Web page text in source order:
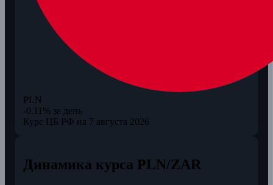
PLN
-0.11% за день
Курс ЦБ РФ на 7 августа 2026
Динамика курса PLN/ZAR